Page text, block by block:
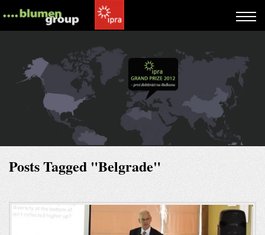
Posts Tagged "Belgrade"